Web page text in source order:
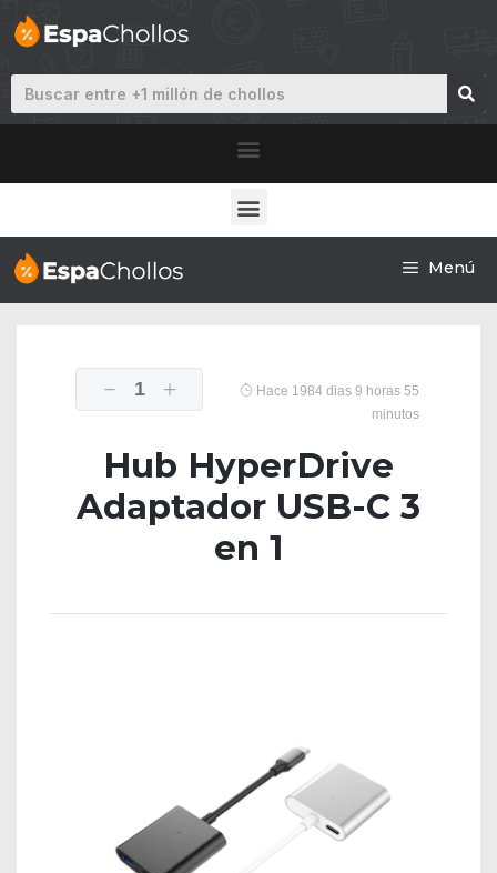
Menú
1
Hace 1984 dias 9 horas 55
minutos
Hub HyperDrive
Adaptador USB-C 3
en 1